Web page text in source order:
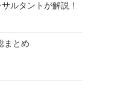
ルタントが解説！
まとめ